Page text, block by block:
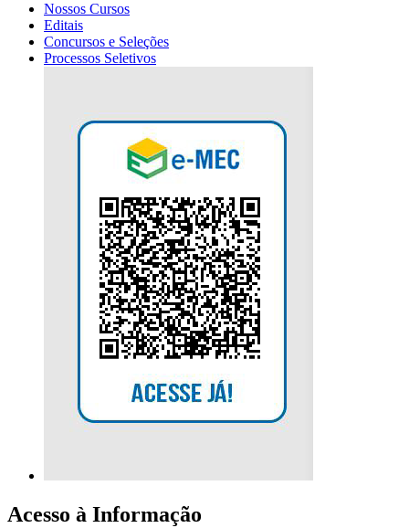
Nossos Cursos
Editais
Concursos e Seleções
Processos Seletivos
Acesso à Informação